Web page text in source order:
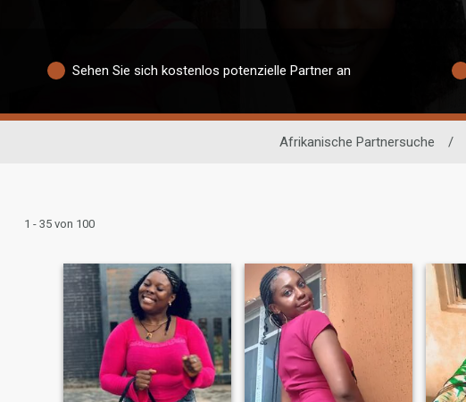
Sehen Sie sich kostenlos potenzielle Partner an
Afrikanische Partnersuche /
1 - 35 von 100